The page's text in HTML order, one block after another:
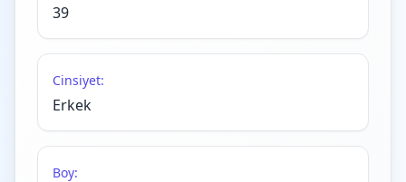
39
Cinsiyet:
Erkek
Boy: